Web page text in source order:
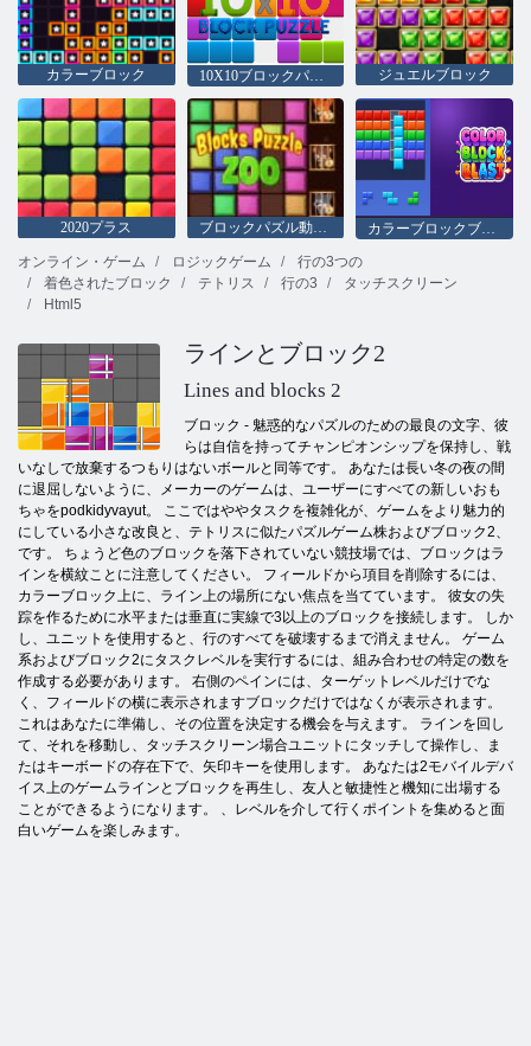
カラーブロック 10X10ブロックパズル ジュエルブロック
2020プラス ブロックパズル動物園
カラーブロックブラスト
オンライン・ゲーム
ロジックゲーム
行の3つの
着色されたブロック
テトリス 行の3
タッチスクリーン
Html5
ラインとブロック2
Lines and blocks 2
ブロック - 魅惑的なパズルのための最良の文字、彼
らは自信を持ってチャンピオンシップを保持し、戦
いなしで放棄するつもりはないボールと同等です。 あなたは長い冬の夜の間
に退屈しないように、メーカーのゲームは、ユーザーにすべての新しいおも
ちゃをpodkidyvayut。 ここではややタスクを複雑化が、ゲームをより魅力的
にしている小さな改良と、テトリスに似たパズルゲーム株およびブロック2、
です。 ちょうど色のブロックを落下されていない競技場では、ブロックはラ
インを横紋ことに注意してください。 フィールドから項目を削除するには、
カラーブロック上に、ライン上の場所にない焦点を当てています。 彼女の失
踪を作るために水平または垂直に実線で3以上のブロックを接続します。 しか
し、ユニットを使用すると、行のすべてを破壊するまで消えません。 ゲーム
系およびブロック2にタスクレベルを実行するには、組み合わせの特定の数を
作成する必要があります。 右側のペインには、ターゲットレベルだけでな
く、フィールドの横に表示されますブロックだけではなくが表示されます。
これはあなたに準備し、その位置を決定する機会を与えます。 ラインを回し
て、それを移動し、タッチスクリーン場合ユニットにタッチして操作し、ま
たはキーボードの存在下で、矢印キーを使用します。 あなたは2モバイルデバ
イス上のゲームラインとブロックを再生し、友人と敏捷性と機知に出場する
ことができるようになります。 、レベルを介して行くポイントを集めると面
白いゲームを楽しみます。